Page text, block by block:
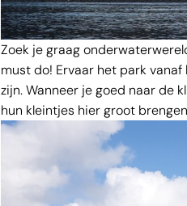
Zoek je graag
must do! Ervaar het park
zijn. Wanneer je goed naar de
hun kleintjes hier groot